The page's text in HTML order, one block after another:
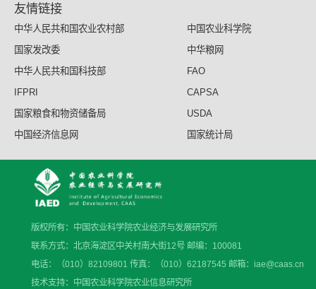
友情链接
中华人民共和国农业农村部
中国农业科学院
国家发改委
中华粮网
中华人民共和国科技部
FAO
IFPRI
CAPSA
国家粮食和物资储备局
USDA
中国经济信息网
国家统计局
版权所有：中国农业科学院农业经济与发展研究所
联系方式：北京海淀区中关村南大街12号 邮编：100081
电话：（010）82109801 传真：（010）62187545 邮箱：iae@caas.cn
技术支持：中国农业科学院农业信息研究所